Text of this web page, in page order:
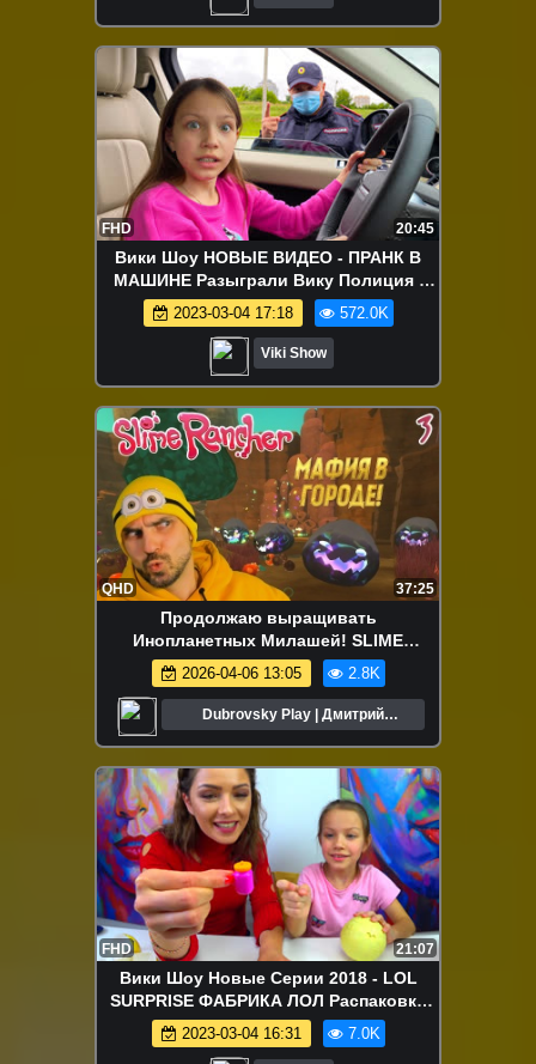
FHD 20:45
Вики Шоу НОВЫЕ ВИДЕО - ПРАНК В
МАШИНЕ Разыграли Вику Полиция /
Вики Шоу
2023-03-04 17:18 572.0K
Viki Show
QHD 37:25
Продолжаю выращивать
Инопланетных Милашей! SLIME
RANCHER (Часть 3)
2026-04-06 13:05 2.8K
Dubrovsky Play | Дмитрий
Дубровский
FHD 21:07
Вики Шоу Новые Серии 2018 - LOL
SURPRISE ФАБРИКА ЛОЛ Распаковка
Самой Новой 3 Серии Кукол Confetti
Pop и Lil Sister / Вики Шоу
2023-03-04 16:31 7.0K